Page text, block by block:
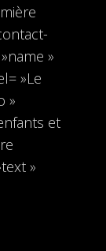
»
»Le
»
et
»